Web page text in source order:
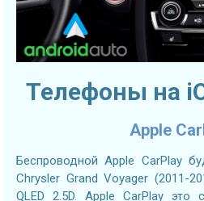
Телефоны на
Apple
Беспроводной Apple CarPlay
Chrysler Grand Voyager (2011-
QLED 2.5D. Apple CarPlay это